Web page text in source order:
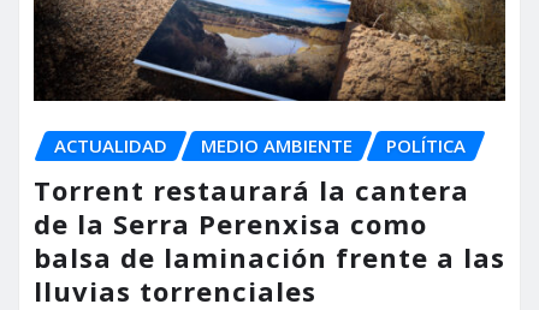
ACTUALIDAD MEDIO AMBIENTE POLÍTICA
Torrent restaurará la cantera
de la Serra Perenxisa como
balsa de laminación frente a las
lluvias torrenciales